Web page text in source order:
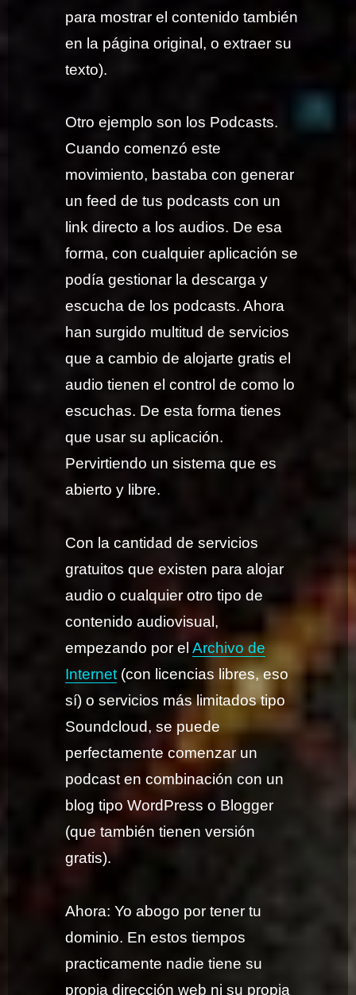
para mostrar el contenido también
en la página original, o extraer su
texto).
Otro ejemplo son los Podcasts.
Cuando comenzó este
movimiento, bastaba con generar
un feed de tus podcasts con un
link directo a los audios. De esa
forma, con cualquier aplicación se
podía gestionar la descarga y
escucha de los podcasts. Ahora
han surgido multitud de servicios
que a cambio de alojarte gratis el
audio tienen el control de como lo
escuchas. De esta forma tienes
que usar su aplicación.
Pervirtiendo un sistema que es
abierto y libre.
Con la cantidad de servicios
gratuitos que existen para alojar
audio o cualquier otro tipo de
contenido audiovisual,
empezando por elArchivo de
Internet (con licencias libres, eso
sí) o servicios más limitados tipo
Soundcloud, se puede
perfectamente comenzar un
podcast en combinación con un
blog tipo WordPress o Blogger
(que también tienen versión
gratis).
Ahora: Yo abogo por tener tu
dominio. En estos tiempos
practicamente nadie tiene su
propia dirección web ni su propia